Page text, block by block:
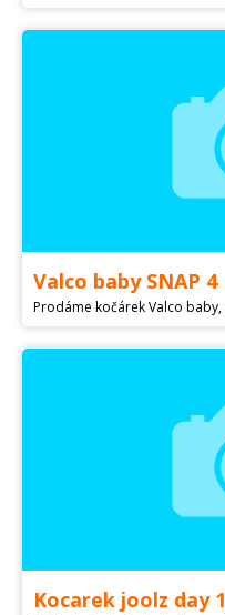
Valco baby SNAP 4
Kocarek joolz day 1